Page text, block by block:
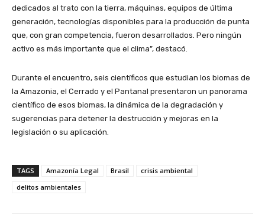
dedicados al trato con la tierra, máquinas, equipos de última
generación, tecnologías disponibles para la producción de punta
que, con gran competencia, fueron desarrollados. Pero ningún
activo es más importante que el clima”, destacó.
Durante el encuentro, seis científicos que estudian los biomas de
la Amazonia, el Cerrado y el Pantanal presentaron un panorama
científico de esos biomas, la dinámica de la degradación y
sugerencias para detener la destrucción y mejoras en la
legislación o su aplicación.
TAGS Amazonía Legal Brasil
crisis ambiental
delitos ambientales